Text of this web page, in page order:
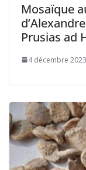
Mosaïque
Prusias ad
4 décembre 2023